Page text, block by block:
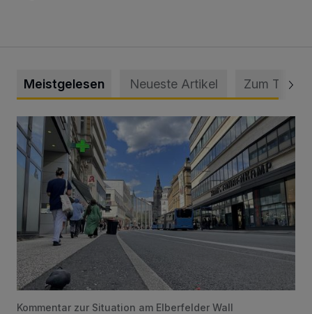
Meistgelesen Neueste Artikel Zum Thema
Ein Unzustand und Skandal
Kommentar zur Situation am Elberfelder Wall